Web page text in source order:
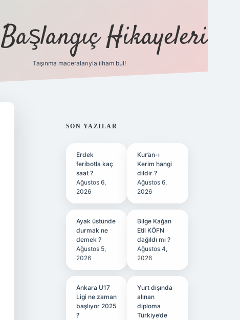
Hikayeleri
Taşınma maceralarıyla ilham bul!
SIDEBAR
SON YAZILAR
Erdek
feribotla kaç
saat ?
Ağustos 6,
2026
Kur’an-ı
Kerim hangi
dildir ?
Ağustos 6,
2026
Ayak üstünde
durmak ne
demek ?
Ağustos 5,
2026
Bilge Kağan
Etil KÖFN
dağıldı mı ?
Ağustos 4,
2026
Ankara U17
Ligi ne zaman
başlıyor 2025
?
Yurt dışında
alınan
diploma
Türkiye’de